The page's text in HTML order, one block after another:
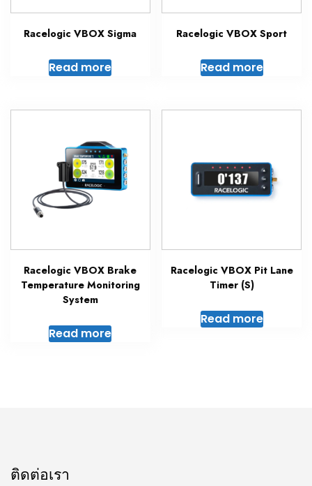
Racelogic VBOX Sigma
Read more
Racelogic VBOX Sport
Read more
Racelogic VBOX Brake
Temperature Monitoring
System
Read more
Racelogic VBOX Pit Lane
Timer (S)
Read more
ติดต่อเรา